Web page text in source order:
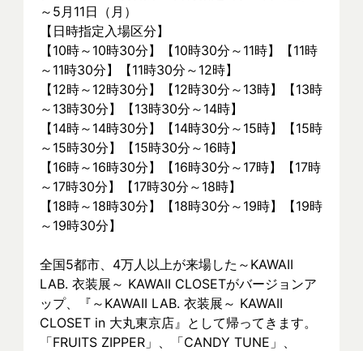
～5月11日（月）
【日時指定入場区分】
【10時～10時30分】【10時30分～11時】【11時
～11時30分】【11時30分～12時】
【12時～12時30分】【12時30分～13時】【13時
～13時30分】【13時30分～14時】
【14時～14時30分】【14時30分～15時】【15時
～15時30分】【15時30分～16時】
【16時～16時30分】【16時30分～17時】【17時
～17時30分】【17時30分～18時】
【18時～18時30分】【18時30分～19時】【19時
～19時30分】
全国5都市、4万⼈以上が来場した～KAWAII
LAB. 衣装展～ KAWAII CLOSETがバージョンア
ップ、『～KAWAII LAB. 衣装展～ KAWAII
CLOSET in 大丸東京店』として帰ってきます。
「FRUITS ZIPPER」、「CANDY TUNE」、